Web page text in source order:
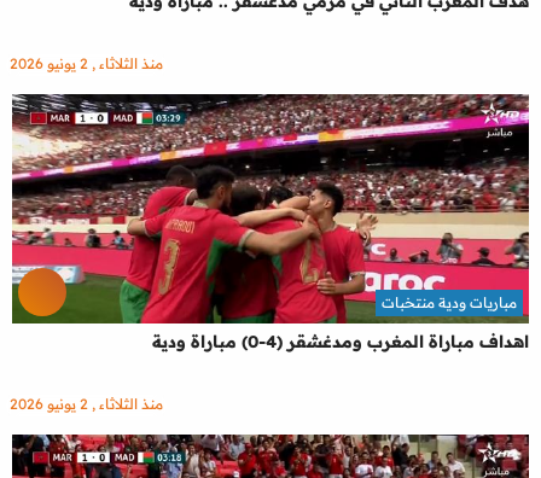
منذ الثلاثاء , 2 يونيو 2026
اهداف مباراة المغرب ومدغشقر (4-0) مباراة ودية
مباريات ودية منتخبات
منذ الثلاثاء , 2 يونيو 2026